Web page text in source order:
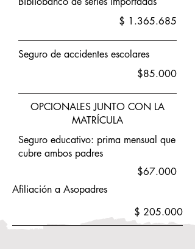
$ 1.365.685
Seguro de accidentes escolares
$85.000
OPCIONALES JUNTO CON LA
MATRÍCULA
Seguro educativo: prima mensual que
cubre ambos padres
$67.000
Afiliación a Asopadres
$ 205.000